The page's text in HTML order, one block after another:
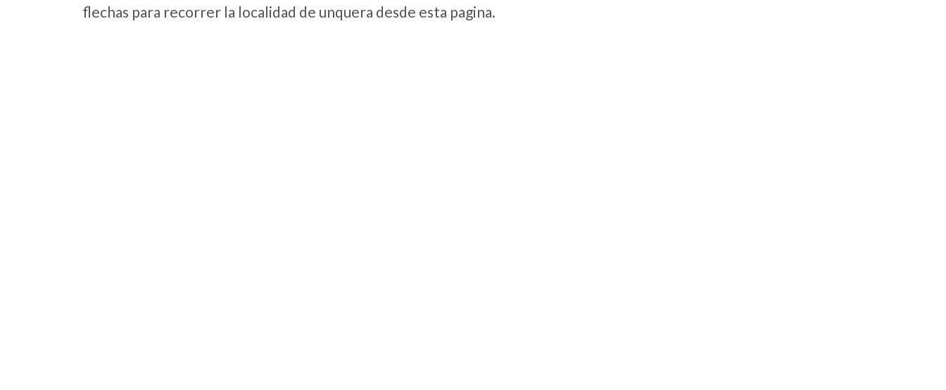
flechas para recorrer la localidad de unquera desde esta pagina.